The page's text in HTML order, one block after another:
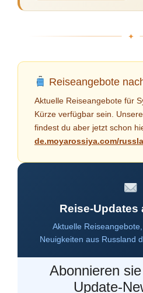
Reiseangebote
Aktuelle Reiseangebote für
Kürze verfügbar sein.
findest du aber jetzt schon
de.moyarossiya.com/
Reise-Updates
Aktuelle
Neuigkeiten aus Russland
Abonnieren
Update-